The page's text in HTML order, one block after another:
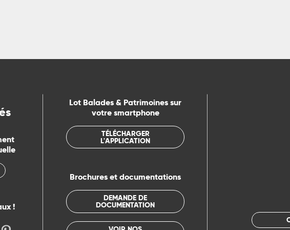
!
Lot Balades & Patrimoines sur
votre smartphone
TÉLÉCHARGER
L'APPLICATION
Brochures et documentations
DEMANDE DE
DOCUMENTATION